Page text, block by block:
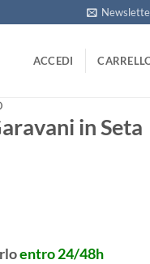
ACCEDI
in Seta
entro 24/48h